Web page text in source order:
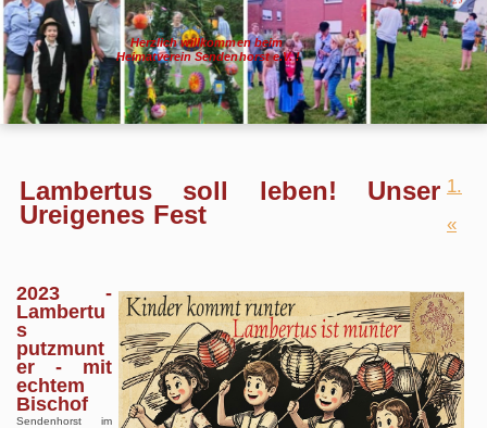
Herzlich willkommen beim
Heimatverein Sendenhorst e.V. !
Lambertus soll leben! Unser
Ureigenes Fest
1.
«
2023 -
Lambertu
s
putzmunt
er - mit
echtem
Bischof
Sendenhorst im